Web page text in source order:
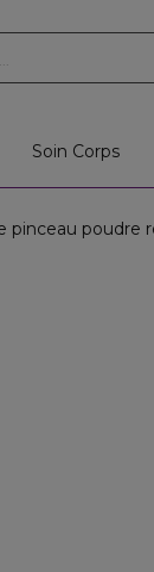
Soin Corps
pinceau poudre